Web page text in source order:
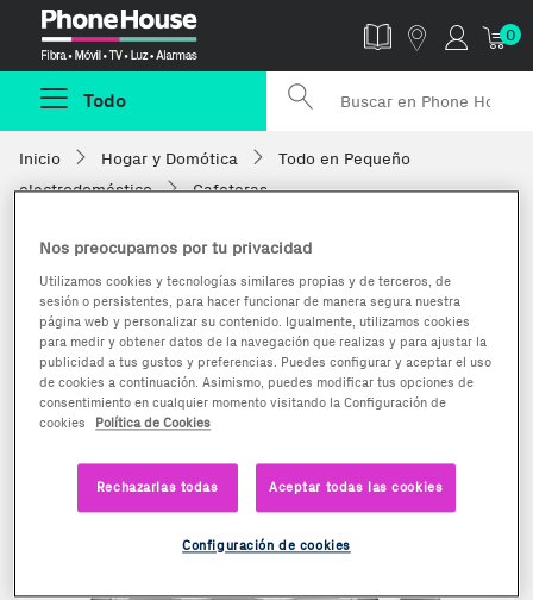
0
Todo
Inicio Hogar y Domótica
Todo en Pequeño
electrodoméstico
Cafeteras
Nos preocupamos por tu privacidad
Utilizamos cookies y tecnologías similares propias y de terceros, de
sesión o persistentes, para hacer funcionar de manera segura nuestra
página web y personalizar su contenido. Igualmente, utilizamos cookies
para medir y obtener datos de la navegación que realizas y para ajustar la
publicidad a tus gustos y preferencias. Puedes configurar y aceptar el uso
de cookies a continuación. Asimismo, puedes modificar tus opciones de
consentimiento en cualquier momento visitando la Configuración de
cookies
Política de Cookies
Rechazarlas todas Aceptar todas las cookies
Configuración de cookies